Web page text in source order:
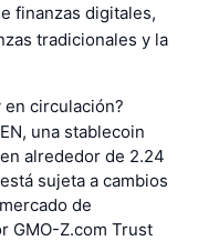
finanzas digitales,
tradicionales y la
en circulación?
una stablecoin
alrededor de 2.24
sujeta a cambios
de
GMO-Z.com Trust